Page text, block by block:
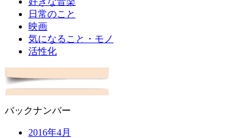
日常のこと
映画
気になること・モノ
活性化
バックナンバー
2016年4月